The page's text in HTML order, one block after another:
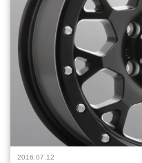
2016.07.12